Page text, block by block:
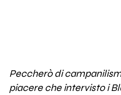
Peccherò di
piacere che intervisto i